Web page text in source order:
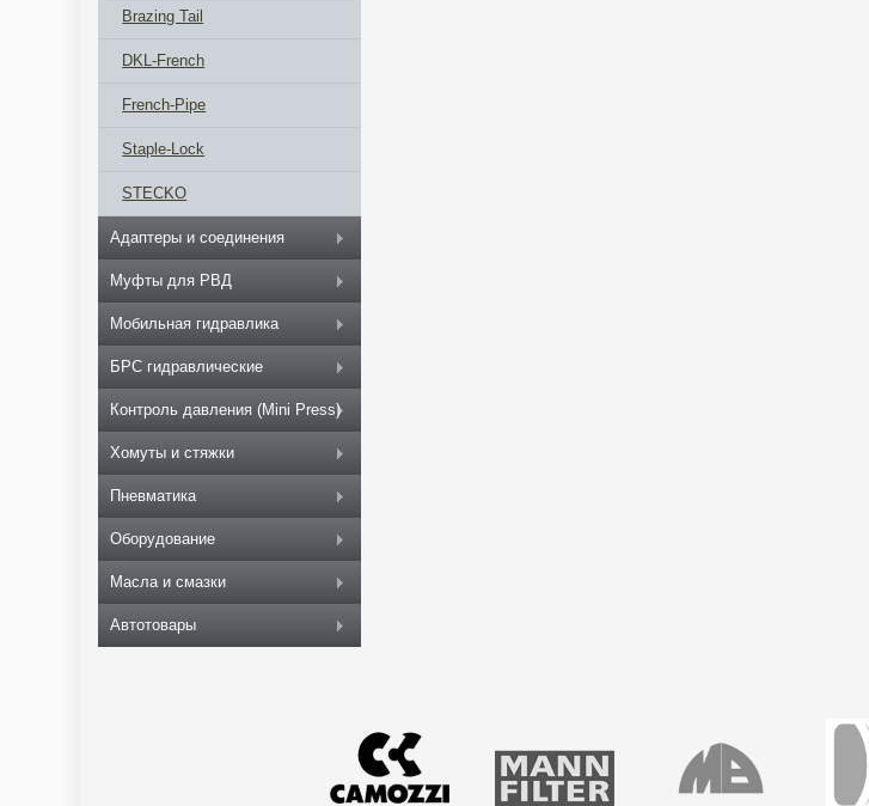
Brazing Tail
DKL-French
French-Pipe
Staple-Lock
STECKO
Адаптеры и соединения
Муфты для РВД
Мобильная гидравлика
БРС гидравлические
Контроль давления (Mini Press)
Хомуты и стяжки
Пневматика
Оборудование
Масла и смазки
Автотовары